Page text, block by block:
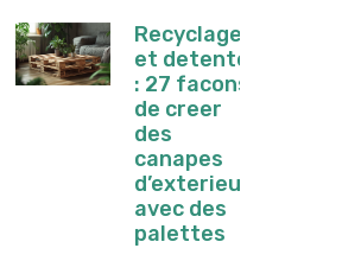
Recyclage
et detente
: 27 facons
de creer
des
canapes
d’exterieur
avec des
palettes